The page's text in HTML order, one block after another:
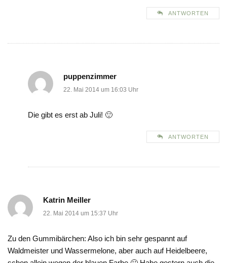
ANTWORTEN
puppenzimmer
22. Mai 2014 um 16:03 Uhr
Die gibt es erst ab Juli! 🙂
ANTWORTEN
Katrin Meiller
22. Mai 2014 um 15:37 Uhr
Zu den Gummibärchen: Also ich bin sehr gespannt auf
Waldmeister und Wassermelone, aber auch auf Heidelbeere,